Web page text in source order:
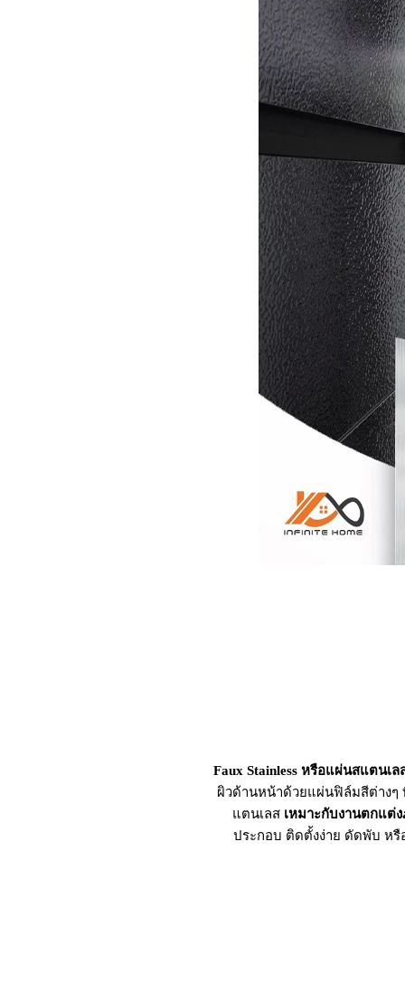
Faux Stainless หรือแผ่นสแตนเล
ผิวด้านหน้าด้วยแผ่นฟิล์มสีต่างๆ
แตนเลส เหมาะกับงานตกแต่
ประกอบ ติดตั้งง่าย ดัดพับ หรื